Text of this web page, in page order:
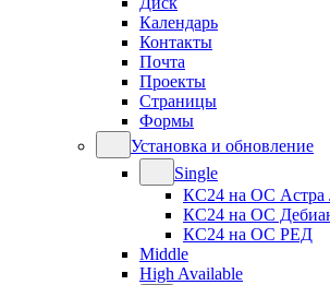
Календарь
Контакты
Почта
Проекты
Страницы
Формы
Установка и обновление
Single
КС24 на ОС Астра
КС24 на ОС
КС24 на ОС РЕД
Middle
High Available